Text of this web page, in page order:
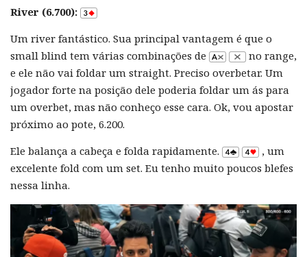
River (6.700):
Um river fantástico. Sua principal vantagem é que o
small blind tem várias combinações de
no range,
e ele não vai foldar um straight. Preciso overbetar. Um
jogador forte na posição dele poderia foldar um ás para
um overbet, mas não conheço esse cara. Ok, vou apostar
próximo ao pote, 6.200.
Ele balança a cabeça e folda rapidamente.
, um
excelente fold com um set. Eu tenho muito poucos blefes
nessa linha.